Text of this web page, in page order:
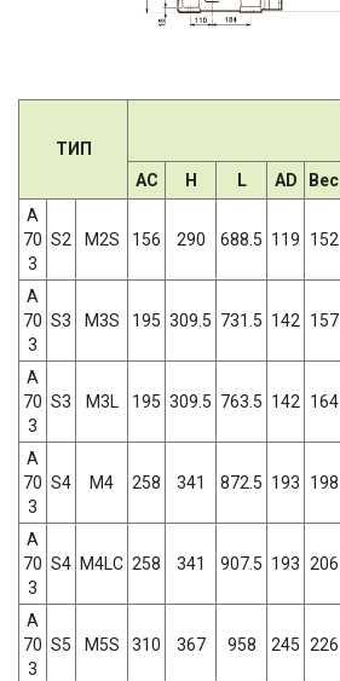
ТИП
AC H L AD Вес
A
70
3
S2 M2S 156 290 688.5 119 152
A
70
3
S3 M3S 195 309.5 731.5 142 157
A
70
3
S3 M3L 195 309.5 763.5 142 164
A
70
3
S4 M4 258 341 872.5 193 198
A
70
3
S4 M4LC 258 341 907.5 193 206
A
70
3
S5 M5S 310 367 958 245 226